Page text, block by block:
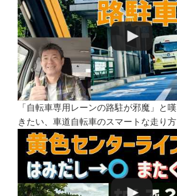
「自転車専用レーンの路駐が邪魔」と
きたい、車道自転車のスマートな走り方